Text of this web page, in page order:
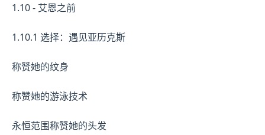
1.10 - 艾恩之前
1.10.1 选择：遇见亚历克斯
称赞她的纹身
称赞她的游泳技术
永恒范围称赞她的头发